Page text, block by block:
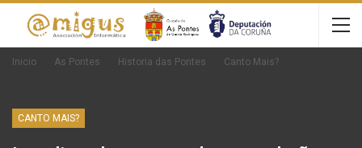
Inicio As Pontes Historia das Pontes Canto Mais?
CANTO MAIS?